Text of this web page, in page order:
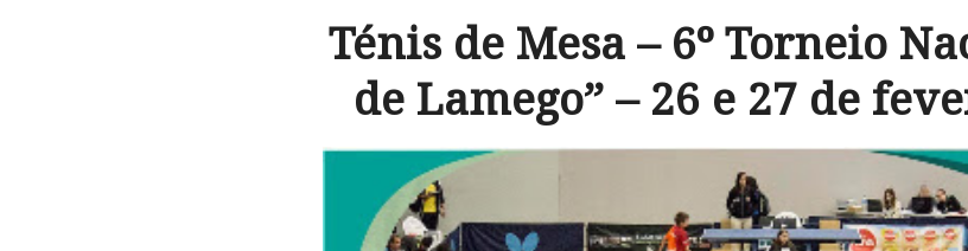
Ténis de Mesa – 6º Torneio
de Lamego” – 26 e 27 de